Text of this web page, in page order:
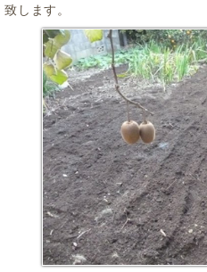
致します。